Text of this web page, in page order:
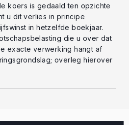
koers is gedaald ten opzichte
u dit verlies in principe
in hetzelfde boekjaar.
die u over dat
exacte verwerking hangt af
overleg hierover